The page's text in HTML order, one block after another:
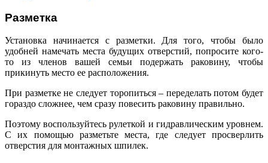
Разметка
Установка начинается с разметки. Для того, чтобы было
удобней намечать места будущих отверстий, попросите кого-
то из членов вашей семьи подержать раковину, чтобы
прикинуть место ее расположения.
При разметке не следует торопиться – переделать потом будет
гораздо сложнее, чем сразу повесить раковину правильно.
Поэтому воспользуйтесь рулеткой и гидравлическим уровнем.
С их помощью разметьте места, где следует просверлить
отверстия для монтажных шпилек.